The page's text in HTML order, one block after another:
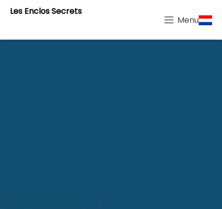
Les Enclos Secrets
Menu